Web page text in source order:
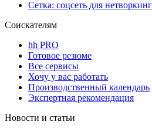
Сетка: соцсеть для
Соискателям
hh PRO
Готовое резюме
Все сервисы
Хочу у вас работать
Производственный календарь
Экспертная рекомендация
Новости и статьи